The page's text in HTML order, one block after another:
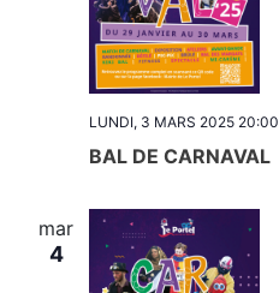
BAL DE CARNAVAL
LUNDI, 3 MARS 2025 20:00
mar
4